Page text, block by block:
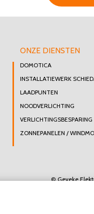
ONZE DIENSTEN
DOMOTICA
INSTALLATIEWERK
LAADPUNTEN
NOODVERLICHTING
VERLICHTINGSBESPARING
ZONNEPANELEN /
© Geveke